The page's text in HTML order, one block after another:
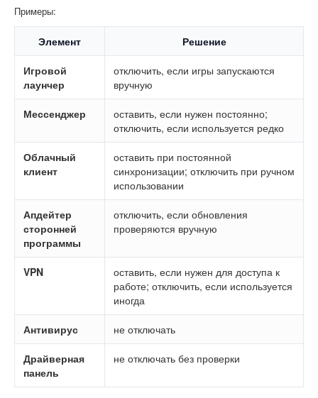
Примеры:
Элемент Решение
Игровой
лаунчер
отключить, если игры запускаются
вручную
Мессенджер
оставить, если нужен постоянно;
отключить, если используется редко
Облачный
клиент
оставить при постоянной
синхронизации; отключить при ручном
использовании
Апдейтер
сторонней
программы
отключить, если обновления
проверяются вручную
VPN
оставить, если нужен для доступа к
работе; отключить, если используется
иногда
Антивирус не отключать
Драйверная
панель
не отключать без проверки